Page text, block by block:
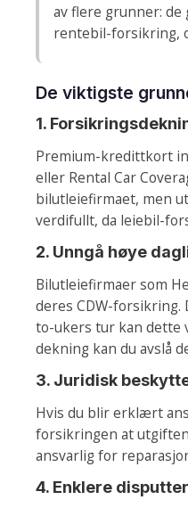
av flere grunner:
rentebil-forsikring,
De viktigste
1.
Premium-kredittkort
eller Rental Car
bilutleiefirmaet, men
verdifullt, da leiebil-
2. Unngå høye
Bilutleiefirmaer som
deres CDW-
to-ukers tur kan dette
dekning kan du avslå
3. Juridisk
Hvis du blir erklært
forsikringen at
ansvarlig for
4. Enklere disputter